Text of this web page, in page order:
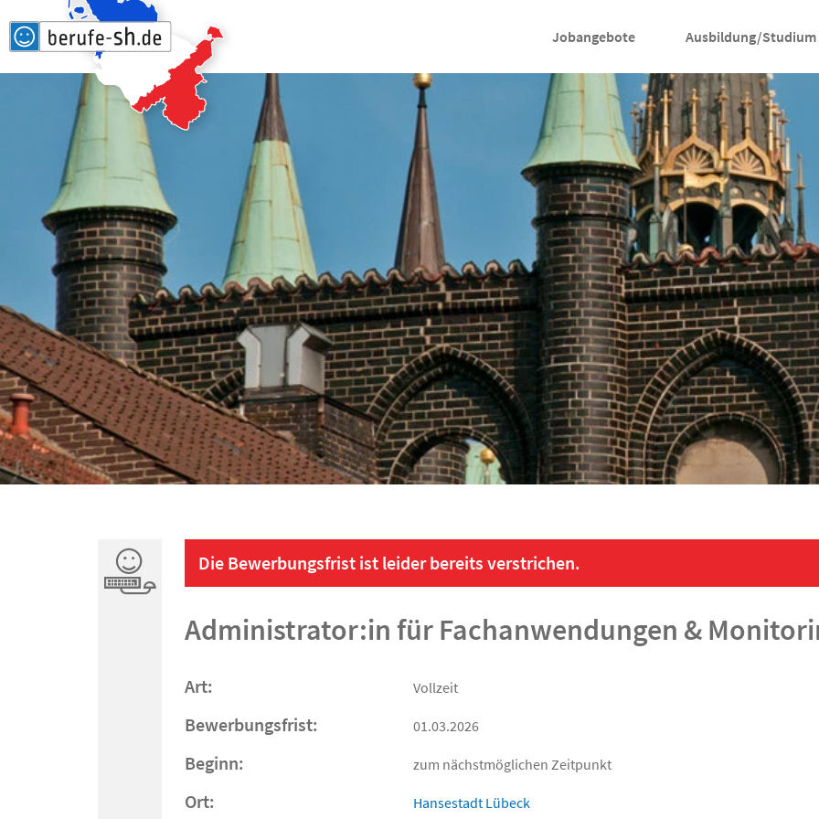
Jobangebote Ausbildung/Studium
Die Bewerbungsfrist ist leider bereits verstrichen.
Administrator:in für Fachanwendungen &
Art: Vollzeit
Bewerbungsfrist: 01.03.2026
Beginn: zum nächstmöglichen Zeitpunkt
Ort: Hansestadt Lübeck